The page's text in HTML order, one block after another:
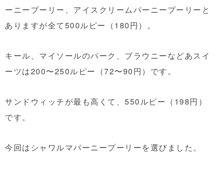
ーニープーリー、アイスクリームパーニープーリーと
ありますが全て500ルピー（180円）。
キール、マイソールのパーク、ブラウニーなどあスイ
ーツは200〜250ルピー（72〜90円）です。
サンドウィッチが最も高くて、550ルピー（198円）
です。
今回はシャワルマパーニープーリーを選びました。